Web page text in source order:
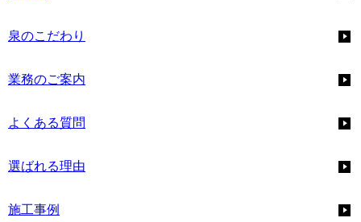
泉のこだわり
業務のご案内
よくある質問
選ばれる理由
施工事例